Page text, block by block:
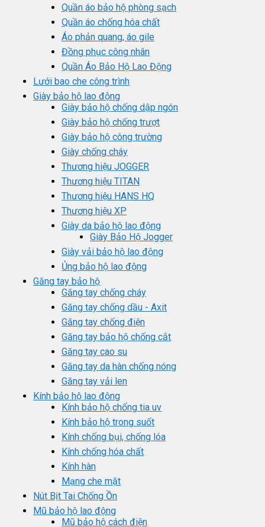
Quần áo bảo hộ phòng sạch
Quần áo chống hóa chất
Áo phản quang, áo gile
Đồng phục công nhân
Quần Áo Bảo Hộ Lao Động
Lưới bao che công trình
Giày bảo hộ lao động
Giày bảo hộ chống dập ngón
Giày bảo hộ chống trượt
Giày bảo hộ công trường
Giày chống cháy
Thương hiệu JOGGER
Thương hiệu TITAN
Thương hiệu HANS HQ
Thương hiệu XP
Giày da bảo hộ lao động
Giày Bảo Hộ Jogger
Giày vải bảo hộ lao động
Ủng bảo hộ lao động
Găng tay bảo hộ
Găng tay chống cháy
Găng tay chống dầu - Axit
Găng tay chống điện
Găng tay bảo hộ chống cắt
Găng tay cao su
Găng tay da hàn chống nóng
Găng tay vải len
Kính bảo hộ lao động
Kính bảo hộ chống tia uv
Kính bảo hộ trong suốt
Kính chống bụi, chống lóa
Kính chống hóa chất
Kính hàn
Mạng che mặt
Nút Bịt Tai Chống Ồn
Mũ bảo hộ lao động
Mũ bảo hộ cách điện